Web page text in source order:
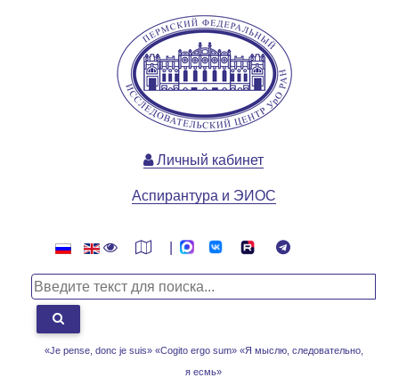
«Je pense, donc je suis» «Cogito ergo sum» «Я мыслю, следовательно,
я есмь»
Личный кабинет
Аспирантура и ЭИОС